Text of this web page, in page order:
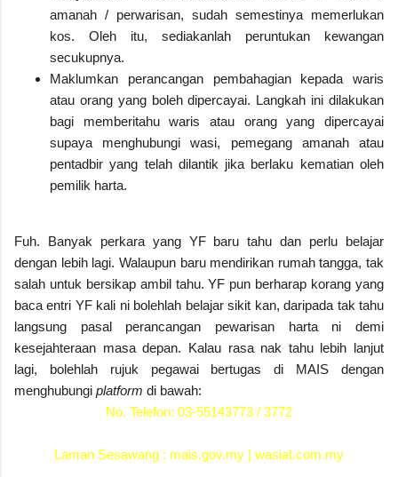
amanah / perwarisan, sudah semestinya memerlukan
kos. Oleh itu, sediakanlah peruntukan kewangan
secukupnya.
Maklumkan perancangan pembahagian kepada waris
atau orang yang boleh dipercayai. Langkah ini dilakukan
bagi memberitahu waris atau orang yang dipercayai
supaya menghubungi wasi, pemegang amanah atau
pentadbir yang telah dilantik jika berlaku kematian oleh
pemilik harta.
Fuh. Banyak perkara yang YF baru tahu dan perlu belajar
dengan lebih lagi. Walaupun baru mendirikan rumah tangga, tak
salah untuk bersikap ambil tahu. YF pun berharap korang yang
baca entri YF kali ni bolehlah belajar sikit kan, daripada tak tahu
langsung pasal perancangan pewarisan harta ni demi
kesejahteraan masa depan. Kalau rasa nak tahu lebih lanjut
lagi, bolehlah rujuk pegawai bertugas di MAIS dengan
menghubungi platform di bawah:
No. Telefon: 03-55143773 / 3772
Laman Sesawang : mais.gov.my | wasiat.com.my